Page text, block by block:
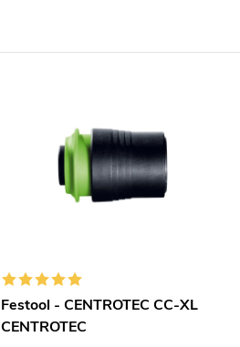
Festool - CENTROTEC CC-XL
CENTROTEC